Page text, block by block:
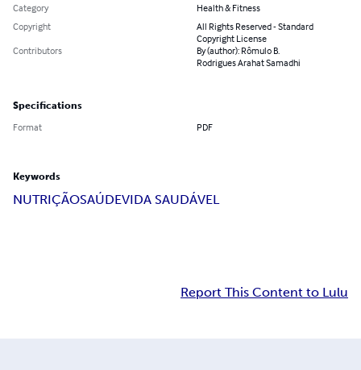
Category
Health & Fitness
Copyright
All Rights Reserved - Standard
Copyright License
Contributors
By (author): Rômulo B.
Rodrigues Arahat Samadhi
Specifications
Format PDF
Keywords
NUTRIÇÃOSAÚDEVIDA SAUDÁVEL
Report This Content to Lulu